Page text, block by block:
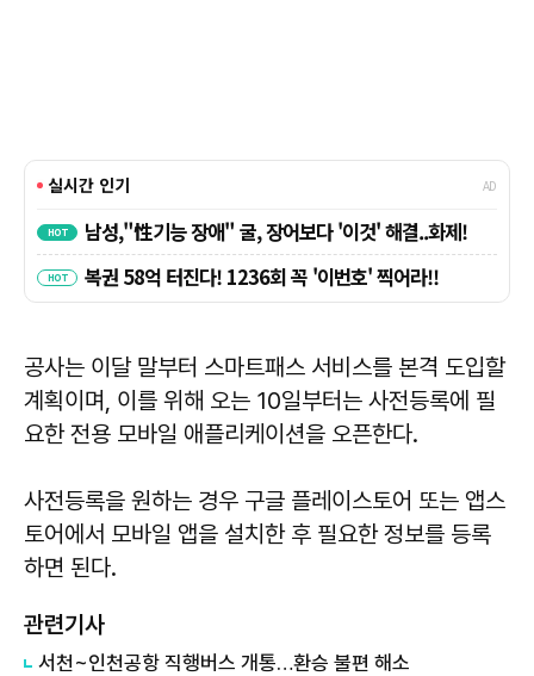
공사는 이달 말부터 스마트패스 서비스를 본격 도입할
계획이며, 이를 위해 오는 10일부터는 사전등록에 필
요한 전용 모바일 애플리케이션을 오픈한다.
사전등록을 원하는 경우 구글 플레이스토어 또는 앱스
토어에서 모바일 앱을 설치한 후 필요한 정보를 등록
하면 된다.
관련기사
서천~인천공항 직행버스 개통…환승 불편 해소